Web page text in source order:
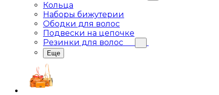
Кольца
Наборы бижутерии
Ободки для волос
Подвески на цепочке
Резинки для волос
Еще